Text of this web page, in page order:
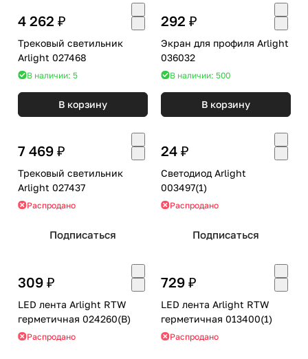
4 262 ₽
Трековый светильник
Arlight 027468
В наличии: 5
В корзину
292 ₽
Экран для профиля Arlight
036032
В наличии: 500
В корзину
7 469 ₽
Трековый светильник
Arlight 027437
Распродано
Подписаться
24 ₽
Светодиод Arlight
003497(1)
Распродано
Подписаться
309 ₽
LED лента Arlight RTW
герметичная 024260(B)
Распродано
729 ₽
LED лента Arlight RTW
герметичная 013400(1)
Распродано